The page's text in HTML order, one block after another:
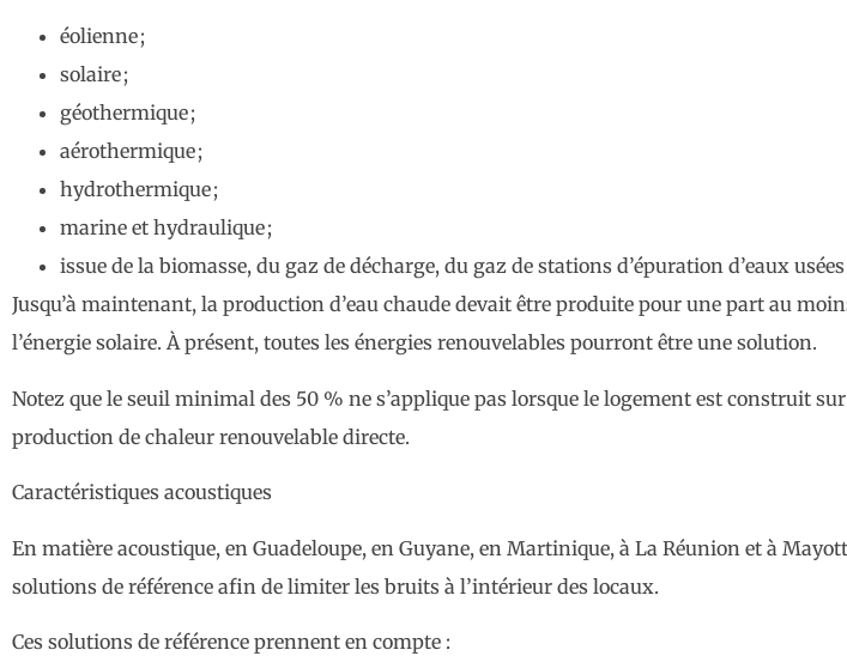
éolienne ;
solaire ;
géothermique ;
aérothermique ;
hydrothermique ;
marine et hydraulique ;
issue de la biomasse, du gaz de décharge, du gaz de stations d’épuration d’eaux
Jusqu’à maintenant, la production d’eau chaude devait être produite pour une part au
l’énergie solaire. À présent, toutes les énergies renouvelables pourront être une solution.
Notez que le seuil minimal des 50 % ne s’applique pas lorsque le logement est construit
production de chaleur renouvelable directe.
Caractéristiques acoustiques
En matière acoustique, en Guadeloupe, en Guyane, en Martinique, à La Réunion et à
solutions de référence afin de limiter les bruits à l’intérieur des locaux.
Ces solutions de référence prennent en compte :